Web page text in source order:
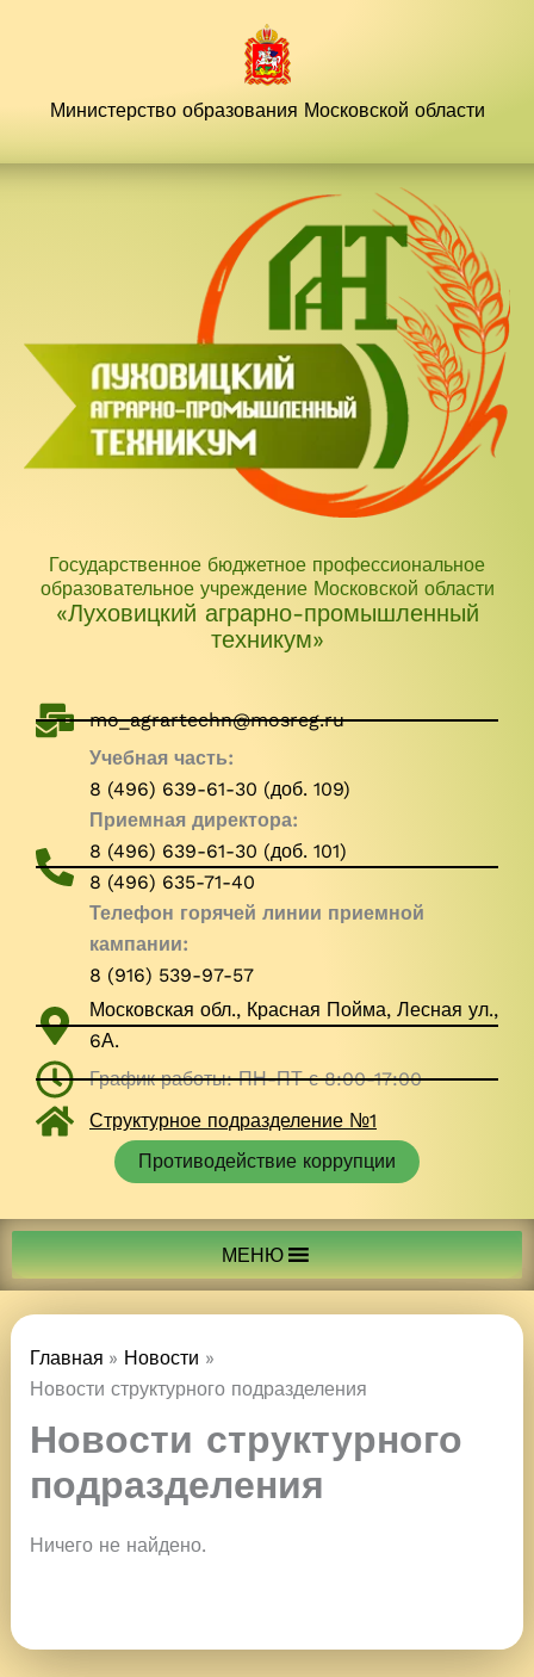
Министерство образования Московской области
Государственное бюджетное профессиональное
образовательное учреждение Московской области
«Луховицкий аграрно-промышленный
техникум»
mo_agrartechn@mosreg.ru
Учебная часть:
8 (496) 639-61-30 (доб. 109)
Приемная директора:
8 (496) 639-61-30 (доб. 101)
8 (496) 635-71-40
Телефон горячей линии приемной
кампании:
8 (916) 539-97-57
Московская обл., Красная Пойма, Лесная ул.,
6А.
График работы: ПН-ПТ с 8:00-17:00
Структурное подразделение №1
Противодействие коррупции
МЕНЮ
Главная
Новости
Новости структурного подразделения
Новости структурного
подразделения
Ничего не найдено.